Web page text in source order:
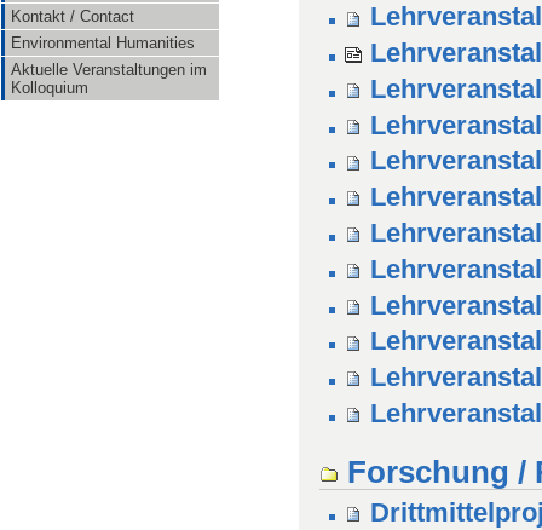
Kontakt / Contact
Environmental Humanities
Aktuelle Veranstaltungen im
Kolloquium
Forschung /